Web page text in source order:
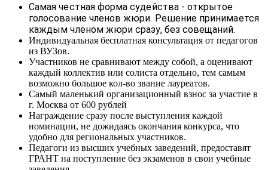
Самая честная форма судейства - открытое
голосование членов жюри. Решение принимается
каждым членом жюри сразу, без совещаний.
Индивидуальная бесплатная консультация от педагогов
из ВУЗов.
Участников не сравнивают между собой, а оценивают
каждый коллектив или солиста отдельно, тем самым
возможно большое кол-во звание лауреатов.
Самый маленький организационный взнос за участие в
г. Москва от 600 рублей
Награждение сразу после выступления каждой
номинации, не дожидаясь окончания конкурса, что
удобно для региональных участников.
Педагоги из высших учебных заведений, предоставят
ГРАНТ на поступление без экзаменов в свои учебные